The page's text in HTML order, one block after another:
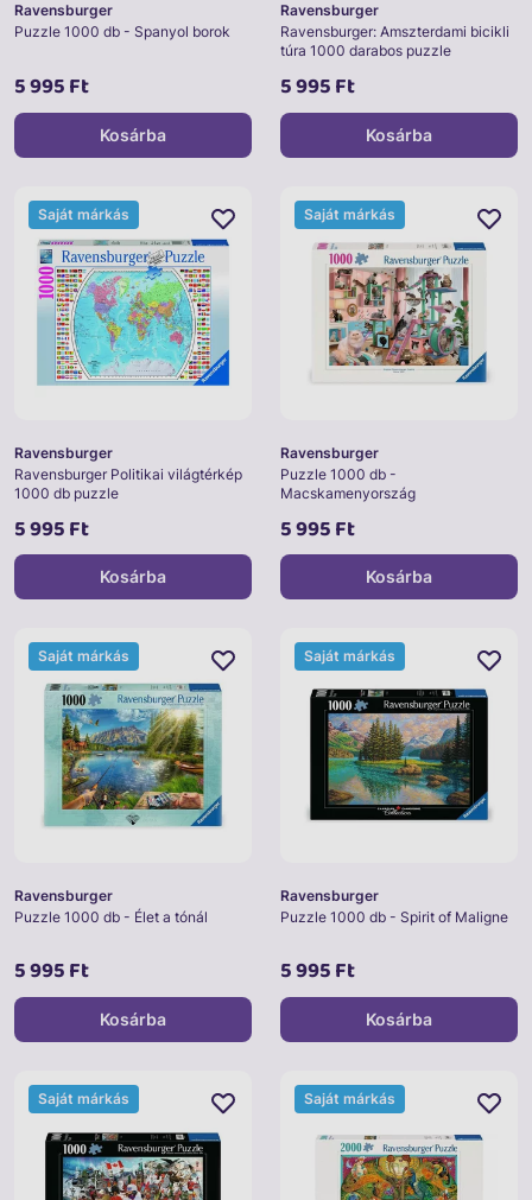
Ravensburger
Puzzle 1000 db - Spanyol borok
5 995 Ft
Kosárba
Ravensburger
Ravensburger: Amszterdami bicikli
túra 1000 darabos puzzle
5 995 Ft
Kosárba
Ravensburger
Ravensburger Politikai világtérkép
1000 db puzzle
5 995 Ft
Saját márkás
Kosárba
Ravensburger
Puzzle 1000 db -
Macskamenyország
5 995 Ft
Saját márkás
Kosárba
Ravensburger
Puzzle 1000 db - Élet a tónál
5 995 Ft
Saját márkás
Kosárba
Ravensburger
Puzzle 1000 db - Spirit of Maligne
5 995 Ft
Saját márkás
Kosárba
Saját márkás Saját márkás